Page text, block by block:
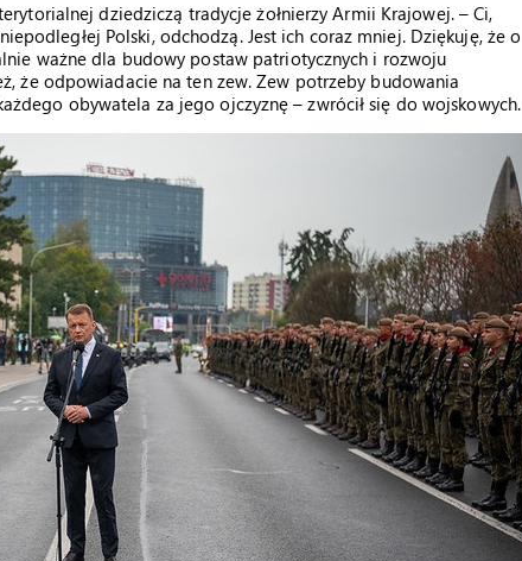
dziedziczą tradycje żołnierzy Armii Krajowej. – Ci,
Polski, odchodzą. Jest ich coraz mniej. Dziękuję, że o
ważne dla budowy postaw patriotycznych i rozwoju
że odpowiadacie na ten zew. Zew potrzeby budowania
obywatela za jego ojczyznę – zwrócił się do wojskowych.